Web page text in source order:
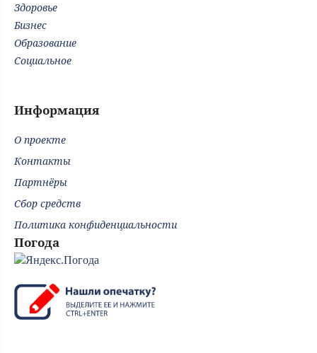
Здоровье
Бизнес
Образование
Социальное
Информация
О проекте
Контакты
Партнёры
Сбор средств
Политика конфиденциальности
Погода